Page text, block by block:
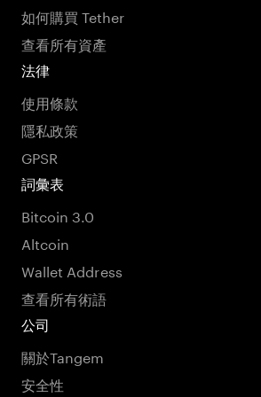
如何購買 Tether
查看所有資產
法律
使用條款
隱私政策
GPSR
詞彙表
Bitcoin 3.0
Altcoin
Wallet Address
查看所有術語
公司
關於Tangem
安全性